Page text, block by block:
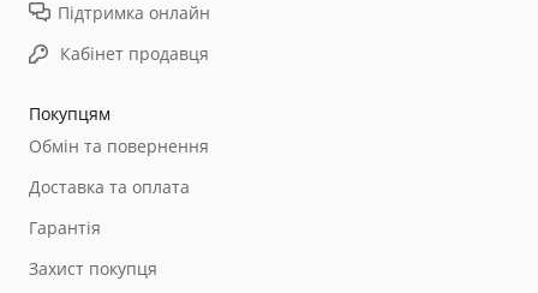
Покупцям
Обмін та повернення
Доставка та оплата
Гарантія
Захист покупця
Підтримка онлайн
Кабінет продавця